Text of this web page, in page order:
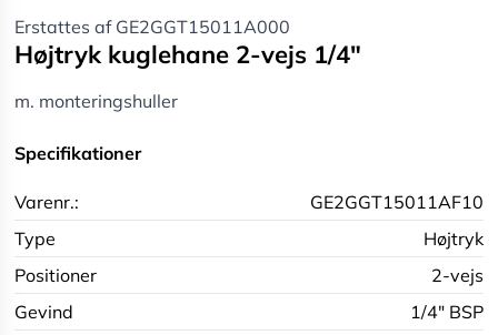
Erstattes af GE2GGT15011A000
Højtryk kuglehane 2-vejs 1/4"
m. monteringshuller
Specifikationer
Varenr.:
GE2GGT15011AF10
Type
Højtryk
Positioner
2-vejs
Gevind
1/4" BSP